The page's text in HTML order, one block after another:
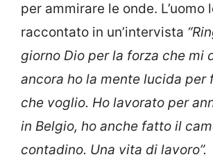
per ammirare le onde. L’uomo
raccontato in un’intervista
giorno Dio per la forza che mi
ancora ho la mente lucida per
che voglio. Ho lavorato per
in Belgio, ho anche fatto il
contadino. Una vita di lavoro”.